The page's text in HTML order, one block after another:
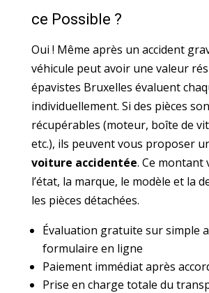
ce Possible ?
Oui ! Même après un accident
véhicule peut avoir une valeur
épavistes Bruxelles évaluent
individuellement. Si des pièces
récupérables (moteur, boîte de
etc.), ils peuvent vous proposer
voiture accidentée. Ce montant
l’état, la marque, le modèle et la
les pièces détachées.
Évaluation gratuite sur simple
formulaire en ligne
Paiement immédiat après
Prise en charge totale du